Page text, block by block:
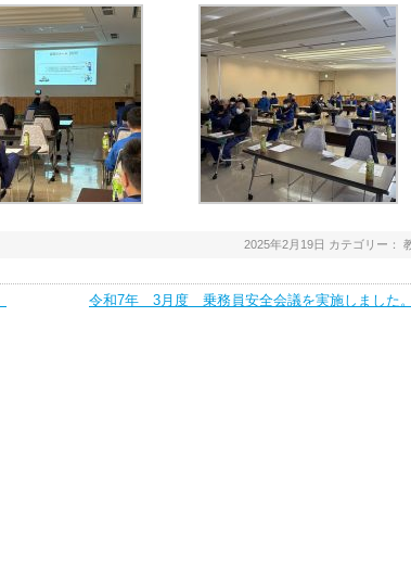
2025年2月19日 カテゴリー：
令和7年 3月度 乗務員安全会議を実施しました。